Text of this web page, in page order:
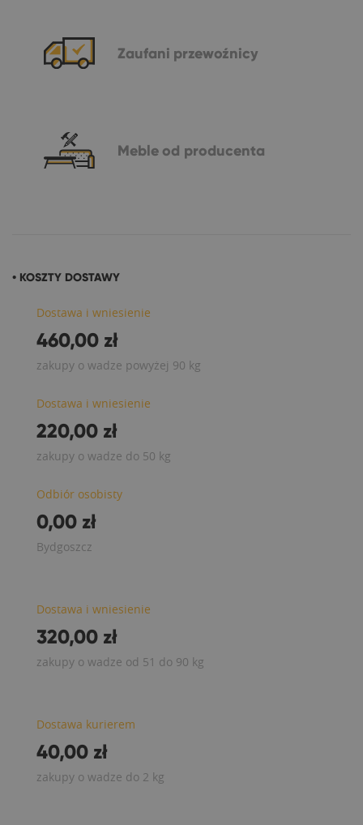
Zaufani przewoźnicy
Meble od producenta
• KOSZTY DOSTAWY
Dostawa i wniesienie
460,00 zł
zakupy o wadze powyżej 90 kg
Dostawa i wniesienie
220,00 zł
zakupy o wadze do 50 kg
Odbiór osobisty
0,00 zł
Bydgoszcz
Dostawa i wniesienie
320,00 zł
zakupy o wadze od 51 do 90 kg
Dostawa kurierem
40,00 zł
zakupy o wadze do 2 kg